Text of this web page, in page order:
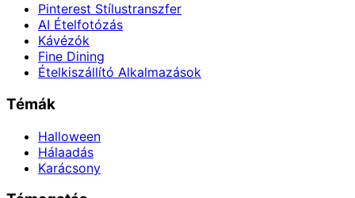
Pinterest Stílustranszfer
AI Ételfotózás
Kávézók
Fine Dining
Ételkiszállító Alkalmazások
Témák
Halloween
Hálaadás
Karácsony